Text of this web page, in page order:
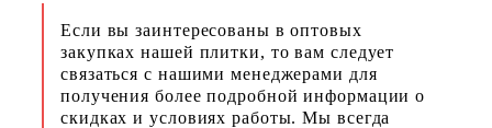
Если вы заинтересованы в оптовых
закупках нашей плитки, то вам следует
связаться с нашими менеджерами для
получения более подробной информации о
скидках и условиях работы. Мы всегда